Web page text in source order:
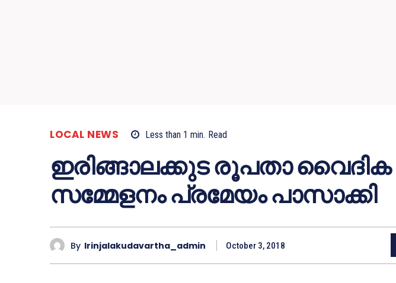
LOCAL NEWS Less than 1 min. Read
ഇരിങ്ങാലക്കുട രൂപതാ വൈദിക
സമ്മേളനം പ്രമേയം പാസാക്കി
By Irinjalakudavartha_admin October 3, 2018